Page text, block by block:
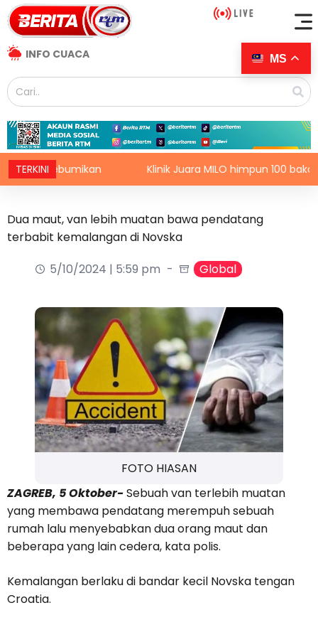
INFO CUACA
TERKINI Klinik Juara MILO himpun 100 bakat cilik
Dua maut, van lebih muatan bawa pendatang
terbabit kemalangan di Novska
5/10/2024 | 5:59 pm
Global
FOTO HIASAN
ZAGREB, 5 Oktober-Sebuah van terlebih muatan
yang membawa pendatang merempuh sebuah
rumah lalu menyebabkan dua orang maut dan
beberapa yang lain cedera, kata polis.
Kemalangan berlaku di bandar kecil Novska tengan
Croatia.
MS